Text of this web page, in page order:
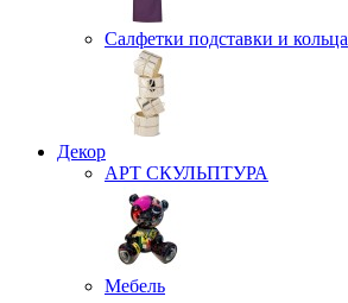
Салфетки подставки и кольца
Декор
АРТ СКУЛЬПТУРА
Мебель